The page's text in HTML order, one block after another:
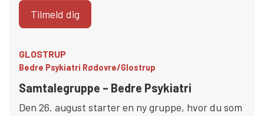
Tilmeld dig
GLOSTRUP
Bedre Psykiatri Rødovre/Glostrup
Samtalegruppe – Bedre Psykiatri
Den 26. august starter en ny gruppe, hvor du som